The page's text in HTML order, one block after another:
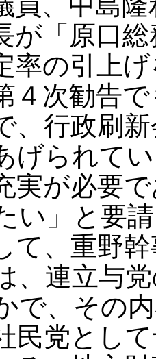
が「原口
率の引上
４次勧告
、行政刷
げられて
実が必要
い」と要
、重野幹
、連立与
で、その
民党とし